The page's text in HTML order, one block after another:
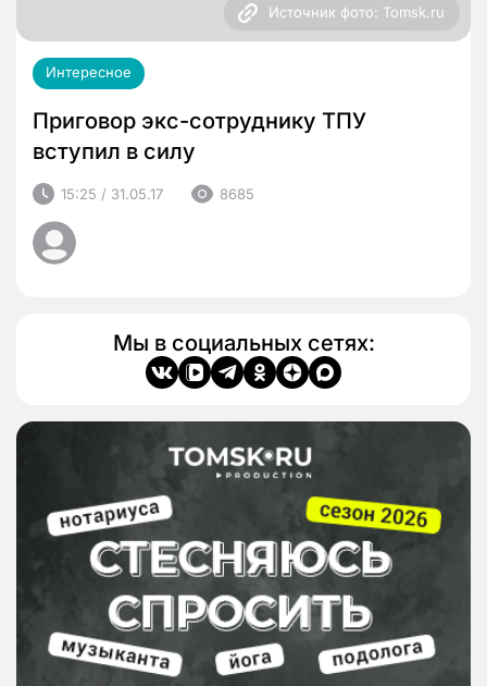
Источник фото: Tomsk.ru
Интересное
Приговор экс-сотруднику ТПУ
вступил в силу
15:25 / 31.05.17 8685
Мы в социальных сетях: